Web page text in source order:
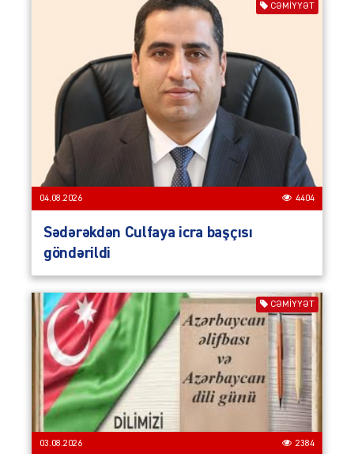
CƏMIYYƏT
04.08.2026 4404
Sədərəkdən Culfaya icra başçısı
göndərildi
CƏMIYYƏT
03.08.2026 2384